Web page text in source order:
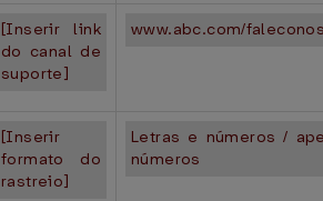
[Inserir link
do canal de
suporte]
www.abc.com/
[Inserir
formato do
rastreio]
Letras e números /
números